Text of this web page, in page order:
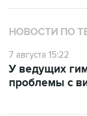
НОВОСТИ ПО
7 августа 15:22
проблемы с